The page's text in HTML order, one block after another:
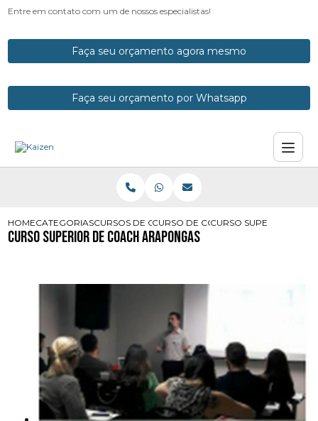
Entre em contato com um de nossos especialistas!
Faça seu orçamento agora mesmo
Faça seu orçamento por Whatsapp
HOMECATEGORIASCURSOS DE COACHCURSO DE COACH E MENTORING
CURSO SUPERIOR DE
Curso Superior de Coach Arapongas